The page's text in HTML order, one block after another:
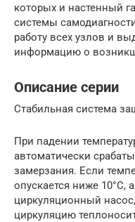
которых и настенный
системы
работу всех узлов и
информацию о
Описание серии
Стабильная система
При падении
автоматически
замерзания. Если
опускается ниже 10°С,
циркуляционный
циркуляцию